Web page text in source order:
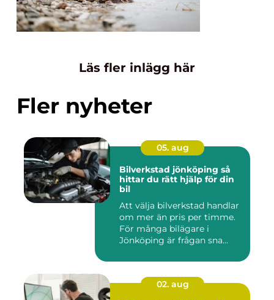
Läs fler inlägg här
Fler nyheter
05. aug
Bilverkstad jönköping så
hittar du rätt hjälp för din
bil
Att välja bilverkstad handlar
om mer än pris per timme.
För många bilägare i
Jönköping är frågan sna...
02. aug